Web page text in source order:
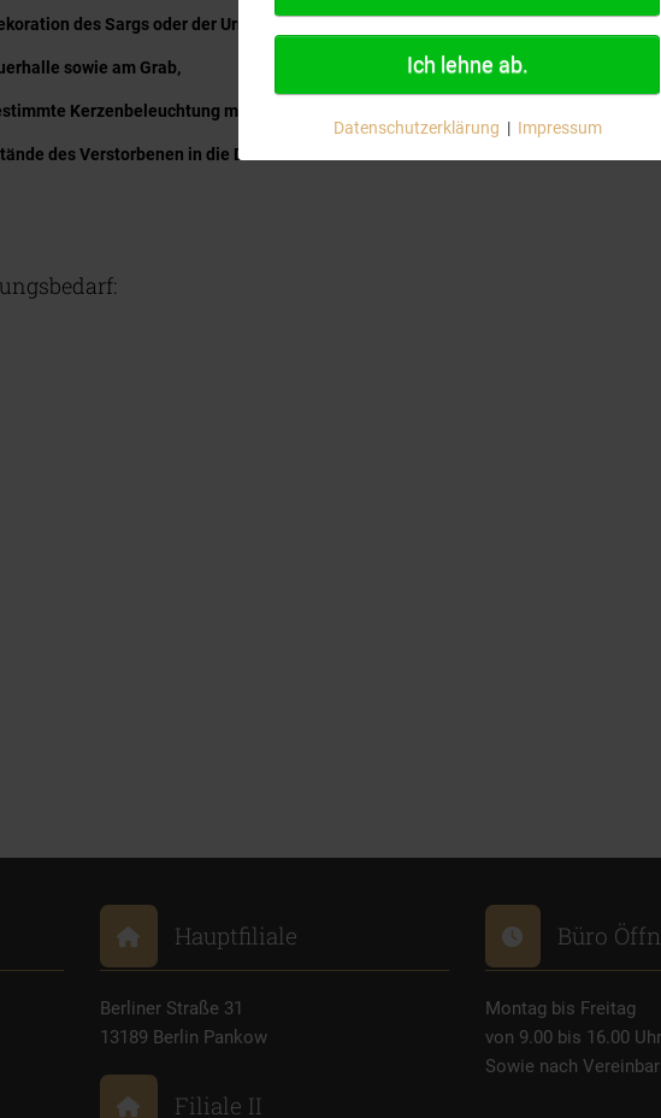
des Sargs oder der Urne,
sowie am Grab,
Kerzenbeleuchtung mit von Ihnen ausgewählten Kerzen und Leuchten,
des Verstorbenen in die Dekoration der Trauerhalle.
Hauptfiliale
Berliner Straße 31
13189 Berlin Pankow
Filiale II
Büro
Montag bis Freitag
von 9.00 bis 16.00 Uhr
Sowie nach
Ich lehne ab.
Datenschutzerklärung | Impressum